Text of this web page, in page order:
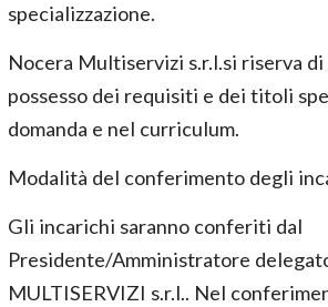
specializzazione.
Nocera Multiservizi s.r.l.si riserva
possesso dei requisiti e dei titoli
domanda e nel curriculum.
Modalità del conferimento degli
Gli incarichi saranno conferiti dal
Presidente/Amministratore
MULTISERVIZI s.r.l.. Nel